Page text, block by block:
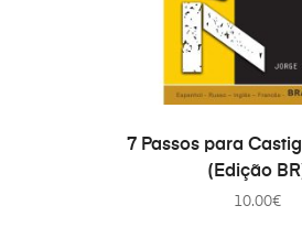
COMPRAR
7 Passos para
(Edição
10.00€